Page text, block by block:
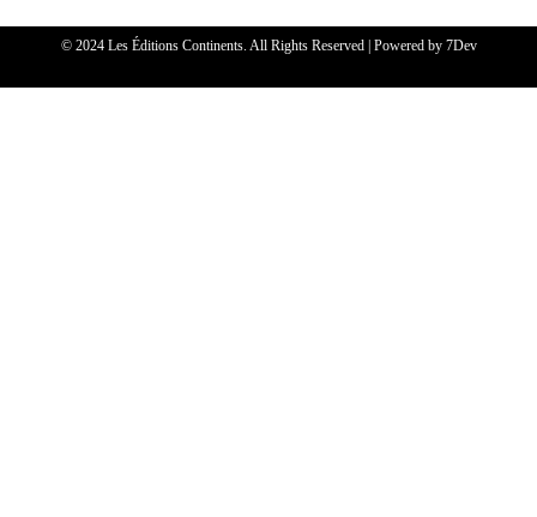
© 2024 Les Éditions Continents. All Rights Reserved | Powered by 7Dev